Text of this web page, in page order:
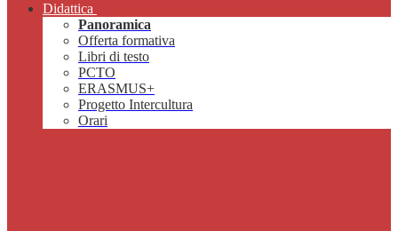
Didattica
Panoramica
Offerta formativa
Libri di testo
PCTO
ERASMUS+
Progetto Intercultura
Orari